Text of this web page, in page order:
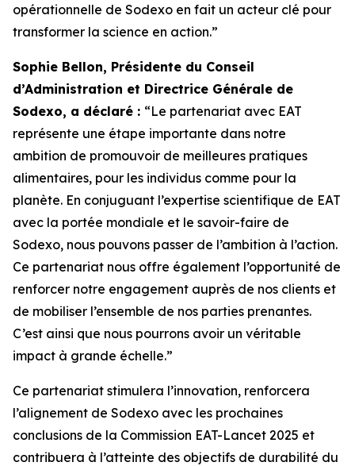
opérationnelle de Sodexo en fait un acteur clé pour
transformer la science en action.”
Sophie Bellon, Présidente du Conseil
d’Administration et Directrice Générale de
Sodexo, a déclaré : “Le partenariat avec EAT
représente une étape importante dans notre
ambition de promouvoir de meilleures pratiques
alimentaires, pour les individus comme pour la
planète. En conjuguant l’expertise scientifique de EAT
avec la portée mondiale et le savoir-faire de
Sodexo, nous pouvons passer de l’ambition à l’action.
Ce partenariat nous offre également l’opportunité de
renforcer notre engagement auprès de nos clients et
de mobiliser l’ensemble de nos parties prenantes.
C’est ainsi que nous pourrons avoir un véritable
impact à grande échelle.”
Ce partenariat stimulera l’innovation, renforcera
l’alignement de Sodexo avec les prochaines
conclusions de la Commission EAT-Lancet 2025 et
contribuera à l’atteinte des objectifs de durabilité du